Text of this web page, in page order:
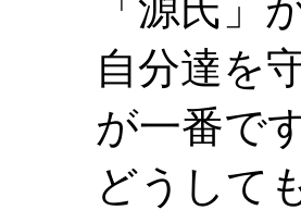
自分達を
が一番で
どうして